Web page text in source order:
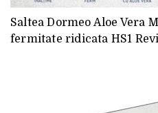
Saltea Dormeo Aloe Vera
fermitate ridicata HS1